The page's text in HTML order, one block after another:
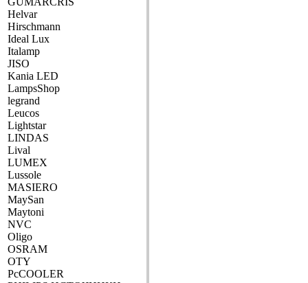
Helvar
Hirschmann
Ideal Lux
Italamp
JISO
Kania LED
LampsShop
legrand
Leucos
Lightstar
LINDAS
Lival
LUMEX
Lussole
MASIERO
MaySan
Maytoni
NVC
Oligo
OSRAM
OTY
PcCOOLER